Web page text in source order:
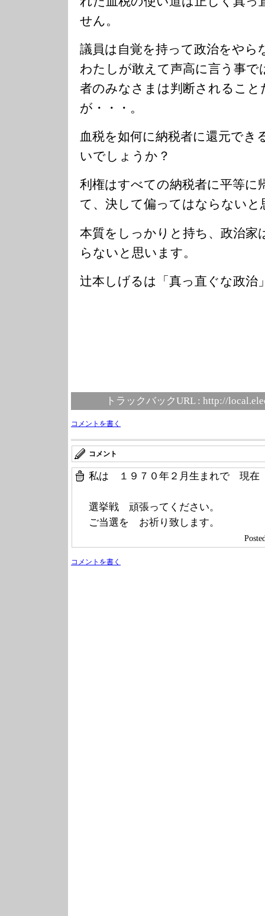
せん。
議員は自覚を持って政治をやら
わたしが敢えて声高に言う事で
者のみなさまは判断されること
が・・・。
血税を如何に納税者に還元でき
いでしょうか？
利権はすべての納税者に平等に
て、決して偏ってはならないと
本質をしっかりと持ち、政治家
らないと思います。
辻本しげるは「真っ直ぐな政治
トラックバックURL : http://
コメントを書く
コメント
私は １９７０年２月生まれで 現
選挙戦 頑張ってください。
ご当選を お祈り致します。
コメントを書く